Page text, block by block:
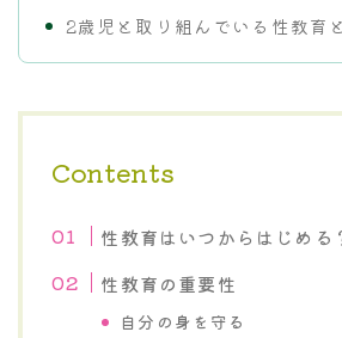
2歳児と取り組んでいる性教育
Contents
性教育はいつからはじめる
性教育の重要性
自分の身を守る